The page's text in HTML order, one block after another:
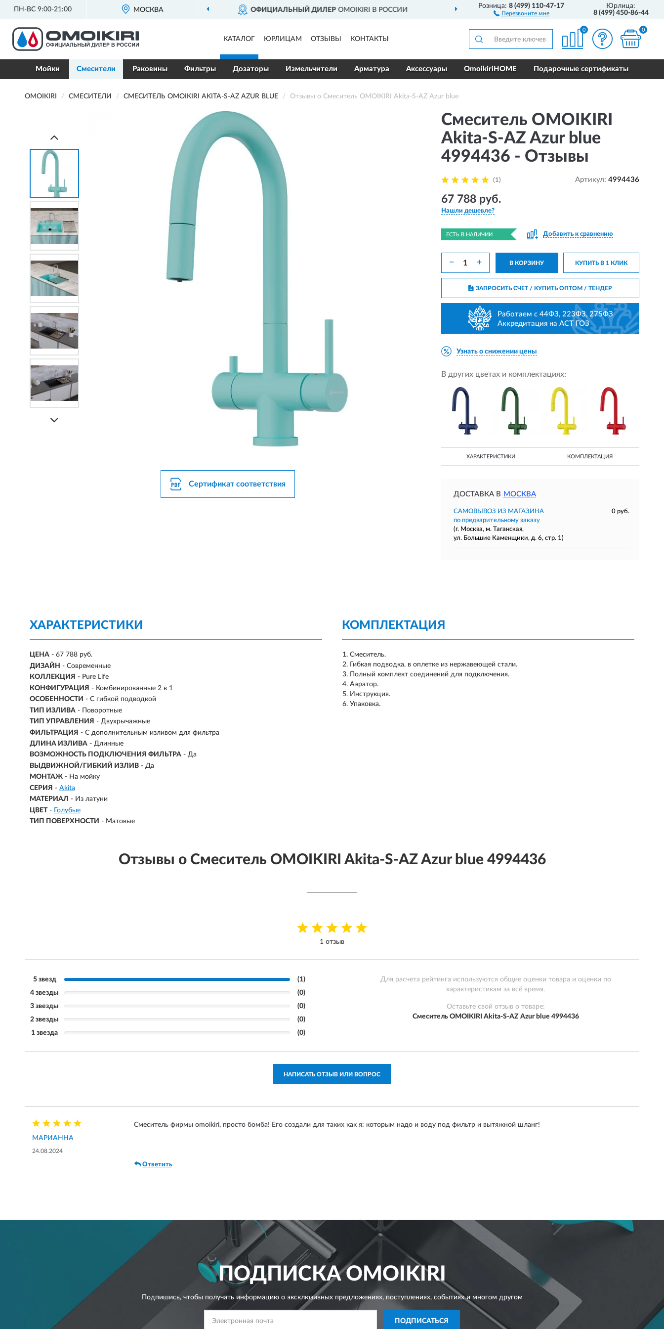
ПН-ВС 9:00-21:00 МОСКВА
ОФИЦИАЛЬНЫЙ ДИЛЕР OMOIKIRI В РОССИИ ДОСТАВИМ ПО ВСЕЙ РОССИИ
Розница:8 (499) 110-47-17
Перезвоните мне
Юрлица:
8 (499) 450-86-44
КАТАЛОГ ЮРЛИЦАМ ОТЗЫВЫ КОНТАКТЫ
0 0
Мойки Смесители Раковины Фильтры Дозаторы Измельчители Арматура Аксессуары OmoikiriHOME Подарочные сертификаты
OMOIKIRI СМЕСИТЕЛИ СМЕСИТЕЛЬ OMOIKIRI AKITA-S-AZ AZUR BLUE Отзывы о Смеситель OMOIKIRI Akita-S-AZ Azur blue
Сертификат соответствия
Смеситель OMOIKIRI
Akita-S-AZ Azur blue
4994436 - Отзывы
(1) Артикул: 4994436
67 788 руб.
Нашли дешевле?
ЕСТЬ В НАЛИЧИИ Добавить к сравнению
− + В КОРЗИНУ КУПИТЬ В 1 КЛИК
ЗАПРОСИТЬ СЧЕТ / КУПИТЬ ОПТОМ/ ТЕНДЕР
Работаем с 44ФЗ, 223ФЗ, 275ФЗ
Аккредитация на АСТ ГОЗ
Узнать о снижении цены
В других цветах и комплектациях:
ХАРАКТЕРИСТИКИ КОМПЛЕКТАЦИЯ
ДОСТАВКА В МОСКВА
САМОВЫВОЗ ИЗ МАГАЗИНА
0 руб.
по предварительному заказу
(г. Москва, м. Таганская,
ул. Большие Каменщики, д. 6, стр. 1)
ХАРАКТЕРИСТИКИ
ЦЕНА - 67 788 руб.
ДИЗАЙН - Современные
КОЛЛЕКЦИЯ - Pure Life
КОНФИГУРАЦИЯ - Комбинированные 2 в 1
ОСОБЕННОСТИ - С гибкой подводкой
ТИП ИЗЛИВА - Поворотные
ТИП УПРАВЛЕНИЯ - Двухрычажные
ФИЛЬТРАЦИЯ - С дополнительным изливом для фильтра
ДЛИНА ИЗЛИВА - Длинные
ВОЗМОЖНОСТЬ ПОДКЛЮЧЕНИЯ ФИЛЬТРА - Да
ВЫДВИЖНОЙ/ГИБКИЙ ИЗЛИВ - Да
МОНТАЖ - На мойку
СЕРИЯ - Akita
МАТЕРИАЛ - Из латуни
ЦВЕТ - Голубые
ТИП ПОВЕРХНОСТИ - Матовые
КОМПЛЕКТАЦИЯ
Смеситель.
Гибкая подводка, в оплетке из нержавеющей стали.
Полный комплект соединений для подключения.
Аэратор.
Инструкция.
Упаковка.
Отзывы о Смеситель OMOIKIRI Akita-S-AZ Azur blue 4994436
1 отзыв
5 звезд
(1)
4 звезды
(0)
3 звезды
(0)
2 звезды
(0)
1 звезда
(0)
Для расчета рейтинга используются общие оценки товара и оценки по
характеристикам за всё время.
Оставьте свой отзыв о товаре:
Смеситель OMOIKIRI Akita-S-AZ Azur blue 4994436
НАПИСАТЬ ОТЗЫВ ИЛИ ВОПРОС
МАРИАННА
24.08.2024
Смеситель фирмы omoikiri, просто бомба! Его создали для таких как я: которым надо и воду под фильтр и вытяжной шланг!
Ответить
ПОДПИСКАOMOIKIRI
Подпишись, чтобы получать информацию о эксклюзивных предложениях,поступлениях, событиях и многом другом
ПОДПИСАТЬСЯ